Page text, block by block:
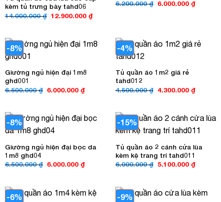
kèm tủ trưng bày tahd06
14.000.000₫ Giá
12.900.000 ₫Giá
hiện
12.900.000 ₫.
6.200.000₫ Giá
6.000.000 ₫Giá
hiện
-8%
Giường ngủ hiện đại 1m8
ghd001
6.500.000₫ Giá
6.000.000 ₫Giá
hiện
6.000.000 ₫.
-4%
Tủ quần áo 1m2 giá rẻ
tahd012
4.500.000₫ Giá
4.300.000 ₫Giá
hiện
-8%
Giường ngủ hiện đại bọc da
1m8 ghd04
6.500.000₫ Giá
6.000.000 ₫Giá
hiện
6.000.000 ₫.
-15%
Tủ quần áo 2 cánh cửa lùa
kèm kệ trang trí tahd011
6.000.000₫ Giá
5.100.000 ₫Giá
hiện
-6% -9%